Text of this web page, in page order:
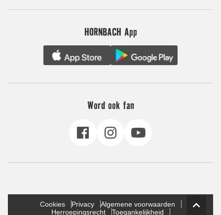
HORNBACH App
Word ook fan
Cookies Privacy
Algemene voorwaarden
Herroepingsrecht
Toegankelijkheid